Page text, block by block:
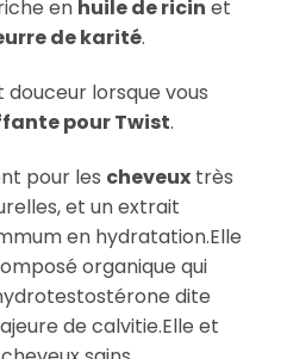
en huile de ricin et
de karité.
lorsque vous
pour Twist.
pour les cheveux très
et un extrait
en hydratation.Elle
organique qui
dite
de calvitie.Elle et